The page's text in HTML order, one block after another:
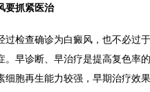
抓紧医治
查确诊为白癜风，也不必过于
。早诊断、早治疗是提高复色率
细胞再生能力较强，早期治疗效